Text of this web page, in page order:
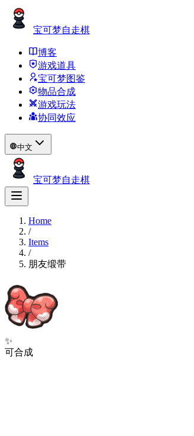
宝可梦自走棋
博客
游戏道具
宝可梦图鉴
物品合成
游戏玩法
协同效应
中文
宝可梦自走棋
Home
/
Items
/
朋友缎带
✨
可合成